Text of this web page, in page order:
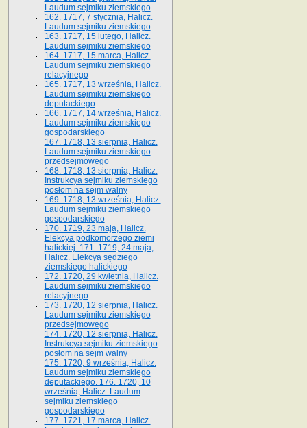
Laudum sejmiku ziemskiego
162. 1717, 7 stycznia, Halicz.
Laudum sejmiku ziemskiego
163. 1717, 15 lutego, Halicz.
Laudum sejmiku ziemskiego
164. 1717, 15 marca, Halicz.
Laudum sejmiku ziemskiego
relacyjnego
165. 1717, 13 września, Halicz.
Laudum sejmiku ziemskiego
deputackiego
166. 1717, 14 września, Halicz.
Laudum sejmiku ziemskiego
gospodarskiego
167. 1718, 13 sierpnia, Halicz.
Laudum sejmiku ziemskiego
przedsejmowego
168. 1718, 13 sierpnia, Halicz.
Instrukcya sejmiku ziemskiego
posłom na sejm walny
169. 1718, 13 września, Halicz.
Laudum sejmiku ziemskiego
gospodarskiego
170. 1719, 23 maja, Halicz.
Elekcya podkomorzego ziemi
halickiej. 171. 1719, 24 maja,
Halicz. Elekcya sędziego
ziemskiego halickiego
172. 1720, 29 kwietnia, Halicz.
Laudum sejmiku ziemskiego
relacyjnego
173. 1720, 12 sierpnia, Halicz.
Laudum sejmiku ziemskiego
przedsejmowego
174. 1720, 12 sierpnia, Halicz.
Instrukcya sejmiku ziemskiego
posłom na sejm walny
175. 1720, 9 września, Halicz.
Laudum sejmiku ziemskiego
deputackiego. 176. 1720, 10
września, Halicz. Laudum
sejmiku ziemskiego
gospodarskiego
177. 1721, 17 marca, Halicz.